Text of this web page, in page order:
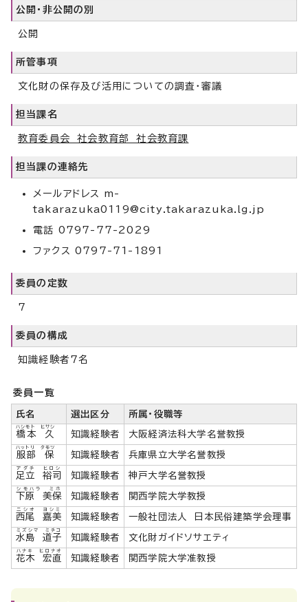
公開・非公開の別
公開
所管事項
文化財の保存及び活用についての調査・審議
担当課名
教育委員会 社会教育部 社会教育課
担当課の連絡先
メールアドレス m-
takarazuka0119@city.takarazuka.lg.jp
電話 0797-77-2029
ファクス 0797-71-1891
委員の定数
7
委員の構成
知識経験者7名
委員一覧
氏名 選出区分 所属・役職等
橋本 久
ハシモト ヒサシ
知識経験者 大阪経済法科大学名誉教授
服部 保
ハットリ タモツ
知識経験者 兵庫県立大学名誉教授
足立 裕司
アダチ ヒロシ
知識経験者 神戸大学名誉教授
下原 美保
シモハラ ミホ
知識経験者 関西学院大学教授
西尾 嘉美
ニシオ ヨシミ
知識経験者 一般社団法人 日本民俗建築学会理事
水島 道子
ミズシマ ミチコ
知識経験者 文化財ガイドソサエティ
花木 宏直
ハナキ ヒロナオ
知識経験者 関西学院大学准教授